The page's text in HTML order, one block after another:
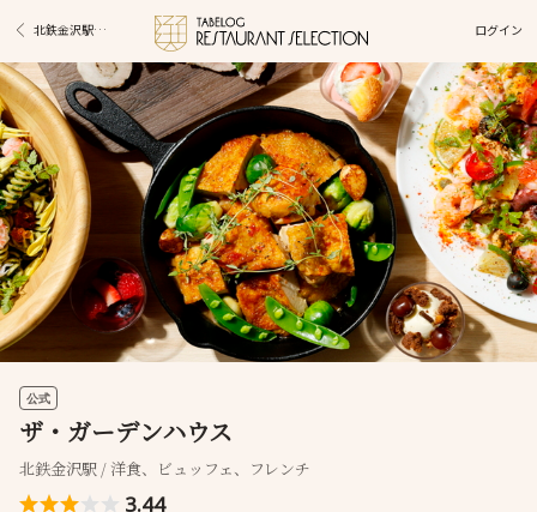
北鉄金沢駅グルメ ログイン
公式
ザ・ガーデンハウス
北鉄金沢駅 / 洋食、ビュッフェ、フレンチ
3.44